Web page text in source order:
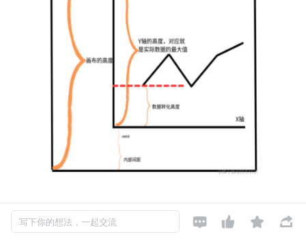
首先 Y 轴的高度代表的是实际数据的最大值，这个我们绘
写下你的想法，一起交流    